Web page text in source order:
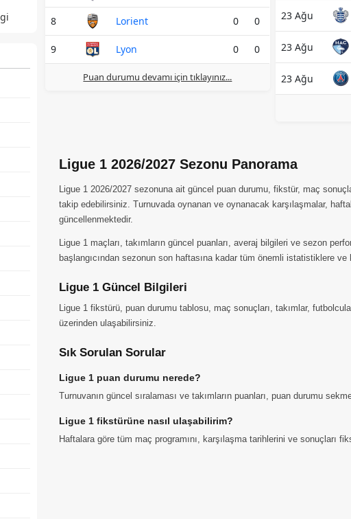
8 Lorient 0 0
9 Lyon 0 0
Puan durumu devamı için tıklayınız...
23 Ağu
23 Ağu
23 Ağu
Ligue 1 2026/2027 Sezonu Panorama
Ligue 1 2026/2027 sezonuna ait güncel puan durumu, fikstür, maç
takip edebilirsiniz. Turnuvada oynanan ve oynanacak karşılaşmalar,
güncellenmektedir.
Ligue 1 maçları, takımların güncel puanları, averaj bilgileri ve sezon
başlangıcından sezonun son haftasına kadar tüm önemli istatistiklere
Ligue 1 Güncel Bilgileri
Ligue 1 fikstürü, puan durumu tablosu, maç sonuçları, takımlar,
üzerinden ulaşabilirsiniz.
Sık Sorulan Sorular
Ligue 1 puan durumu nerede?
Turnuvanın güncel sıralaması ve takımların puanları, puan durumu
Ligue 1 fikstürüne nasıl ulaşabilirim?
Haftalara göre tüm maç programını, karşılaşma tarihlerini ve sonuçları